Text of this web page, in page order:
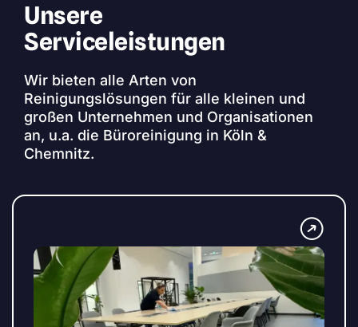
Unsere
Serviceleistungen
Wir bieten alle Arten von
Reinigungslösungen für alle kleinen und
großen Unternehmen und Organisationen
an, u.a. die Büroreinigung in Köln &
Chemnitz.